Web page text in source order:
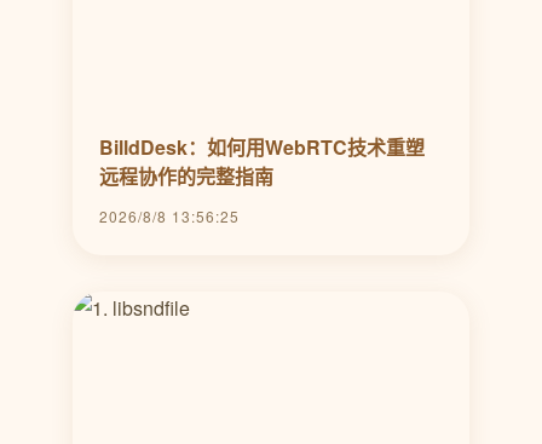
BilldDesk：如何用WebRTC技术重塑
远程协作的完整指南
2026/8/8 13:56:25